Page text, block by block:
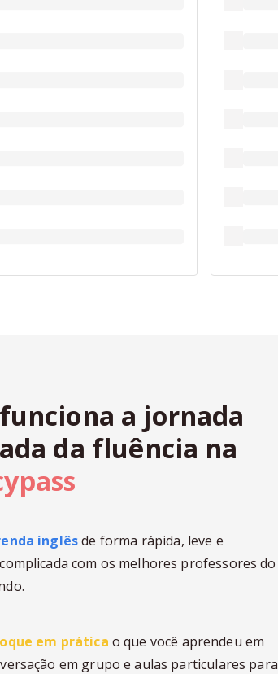
a jornada
da fluência na
inglêsde forma rápida, leve e
com os melhores professores do
em prática o que você aprendeu em
em grupo e aulas particulares para